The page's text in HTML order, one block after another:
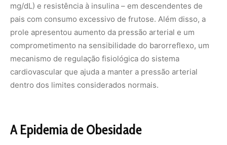
mg/dL) e resistência à insulina – em descendentes de
pais com consumo excessivo de frutose. Além disso, a
prole apresentou aumento da pressão arterial e um
comprometimento na sensibilidade do barorreflexo, um
mecanismo de regulação fisiológica do sistema
cardiovascular que ajuda a manter a pressão arterial
dentro dos limites considerados normais.
A Epidemia de Obesidade